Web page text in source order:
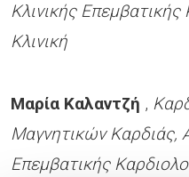
Κλινικής Επεμβατικής
Κλινική
Μαρία Καλαντζή ,
Μαγνητικών Καρδιάς,
Επεμβατικής